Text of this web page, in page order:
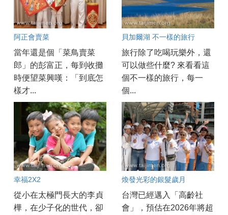
阿正會賣菜
當年還是個「菜鳥賣菜
郎」的彭富正，每到收攤
時便望菜興嘆：「到底怎
樣才...
貝加爾湖 不一樣的旅行
旅行除了吃喝玩樂外，還
可以做些什麼? 來看看這
個不一樣的旅行，每一
個...
幸福2X2
從小在太極門長大的李貞
樺，在少子化的世代，卻
煥發光彩的銀髮歲月
台灣已經邁入「高齡社
會」，預估在2026年將超